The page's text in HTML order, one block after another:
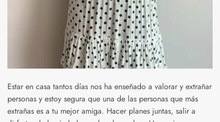
Estar en casa tantos días nos ha enseñado a valorar y extrañar
personas y estoy segura que una de las personas que más
extrañas es a tu mejor amiga. Hacer planes juntas, salir a